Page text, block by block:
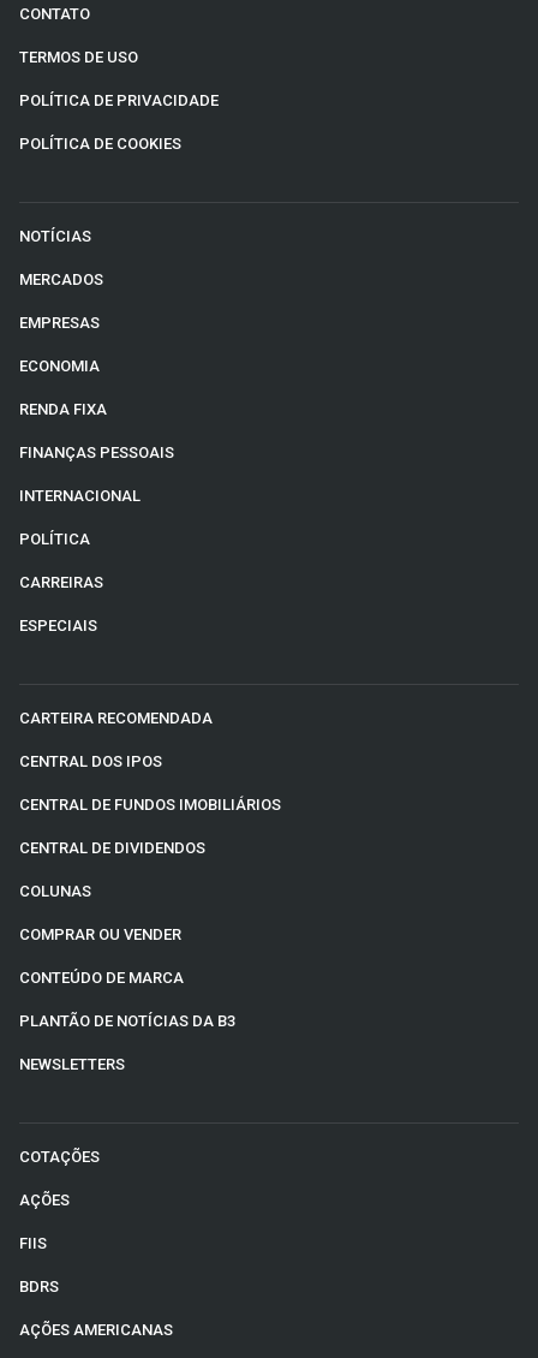
CONTATO
TERMOS DE USO
POLÍTICA DE PRIVACIDADE
POLÍTICA DE COOKIES
NOTÍCIAS
MERCADOS
EMPRESAS
ECONOMIA
RENDA FIXA
FINANÇAS PESSOAIS
INTERNACIONAL
POLÍTICA
CARREIRAS
ESPECIAIS
CARTEIRA RECOMENDADA
CENTRAL DOS IPOS
CENTRAL DE FUNDOS IMOBILIÁRIOS
CENTRAL DE DIVIDENDOS
COLUNAS
COMPRAR OU VENDER
CONTEÚDO DE MARCA
PLANTÃO DE NOTÍCIAS DA B3
NEWSLETTERS
COTAÇÕES
AÇÕES
FIIS
BDRS
AÇÕES AMERICANAS